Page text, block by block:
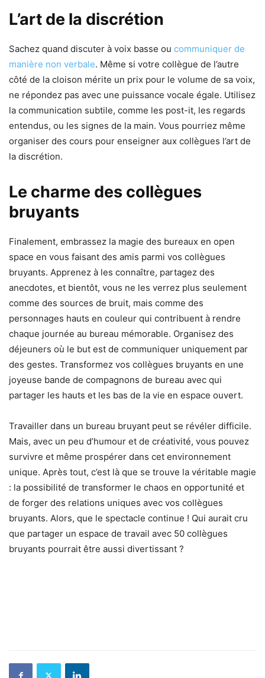
L’art de la discrétion
Sachez quand discuter à voix basse ou communiquer de
manière non verbale. Même si votre collègue de l’autre
côté de la cloison mérite un prix pour le volume de sa voix,
ne répondez pas avec une puissance vocale égale. Utilisez
la communication subtile, comme les post-it, les regards
entendus, ou les signes de la main. Vous pourriez même
organiser des cours pour enseigner aux collègues l’art de
la discrétion.
Le charme des collègues
bruyants
Finalement, embrassez la magie des bureaux en open
space en vous faisant des amis parmi vos collègues
bruyants. Apprenez à les connaître, partagez des
anecdotes, et bientôt, vous ne les verrez plus seulement
comme des sources de bruit, mais comme des
personnages hauts en couleur qui contribuent à rendre
chaque journée au bureau mémorable. Organisez des
déjeuners où le but est de communiquer uniquement par
des gestes. Transformez vos collègues bruyants en une
joyeuse bande de compagnons de bureau avec qui
partager les hauts et les bas de la vie en espace ouvert.
Travailler dans un bureau bruyant peut se révéler difficile.
Mais, avec un peu d’humour et de créativité, vous pouvez
survivre et même prospérer dans cet environnement
unique. Après tout, c’est là que se trouve la véritable magie
: la possibilité de transformer le chaos en opportunité et
de forger des relations uniques avec vos collègues
bruyants. Alors, que le spectacle continue ! Qui aurait cru
que partager un espace de travail avec 50 collègues
bruyants pourrait être aussi divertissant ?